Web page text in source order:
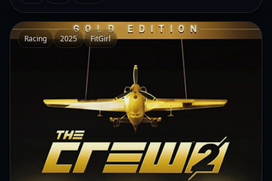
Racing 2025 FitGirl